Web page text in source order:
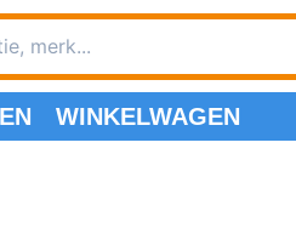
WINKELWAGEN